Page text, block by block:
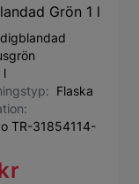
Grön 1 l
l
Flaska
TR-31854114-